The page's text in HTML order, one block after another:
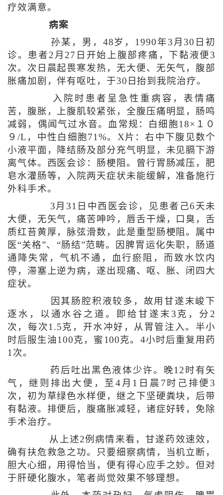
疗效满意。
病案
孙某，男，48岁，1990年3月30日初
诊。患者2月27日开始上腹部疼痛，下黏液便3
次。次日晨起畏寒发热，无大便、无矢气，腹部
胀痛加剧，伴有呕吐，于30日抬到我院治疗。
入院时患者呈急性重病容，表情痛
苦，腹胀，上腹肌较紧张，全腹压痛明显，肠鸣
减弱，偶闻气过水音。血常规：白细胞18×１０
９/L，中性白细胞71%。X片：右中下腹见数个
小液平面，降结肠及部分充气明显，未见膈下游
离气体。西医会诊：肠梗阻。曾行胃肠减压，肥
皂水灌肠等，入院两天症状未能缓解，准备施行
外科手术。
3月31日中西医会诊，见患者己6天未
大便，无矢气，痛苦呻吟，唇舌干燥，口臭，舌
质红苔黄厚，脉弦滑数，此是重型肠梗阻。属中
医“关格”、“肠结”范畴。因脾胃运化失职，肠道
通降失常，气机不通，血行瘀阻，而致水饮内
停，滞塞上逆为病，遂出现痛、呕、胀、闭四大
症状。
因其肠腔积液较多，故用甘遂末峻下
逐水，以通水谷之道。即给甘遂末3克，分2
次，每次1.5克，开水冲好，从胃管注入。半小
时后服生油100克，蜜100克。4小时后重复用药
1次。
药后吐出黑色液体少许。晚12时有矢
气，继则排出大便，至4月1日晨7时己排便3
次，初为草绿色水样便，继之下坚硬粪块，后带
有黏液。排便后，腹痛胀减轻，诸症好转，免除
手术治疗。
从上述2例病情来看，甘遂药效速效，
确有扶危救急之功。只要细察病情，当机立断，
胆大心细，用得恰当，便有得心应手之妙。但对
于肝硬化腹水，笔者尚觉效果不够理想。